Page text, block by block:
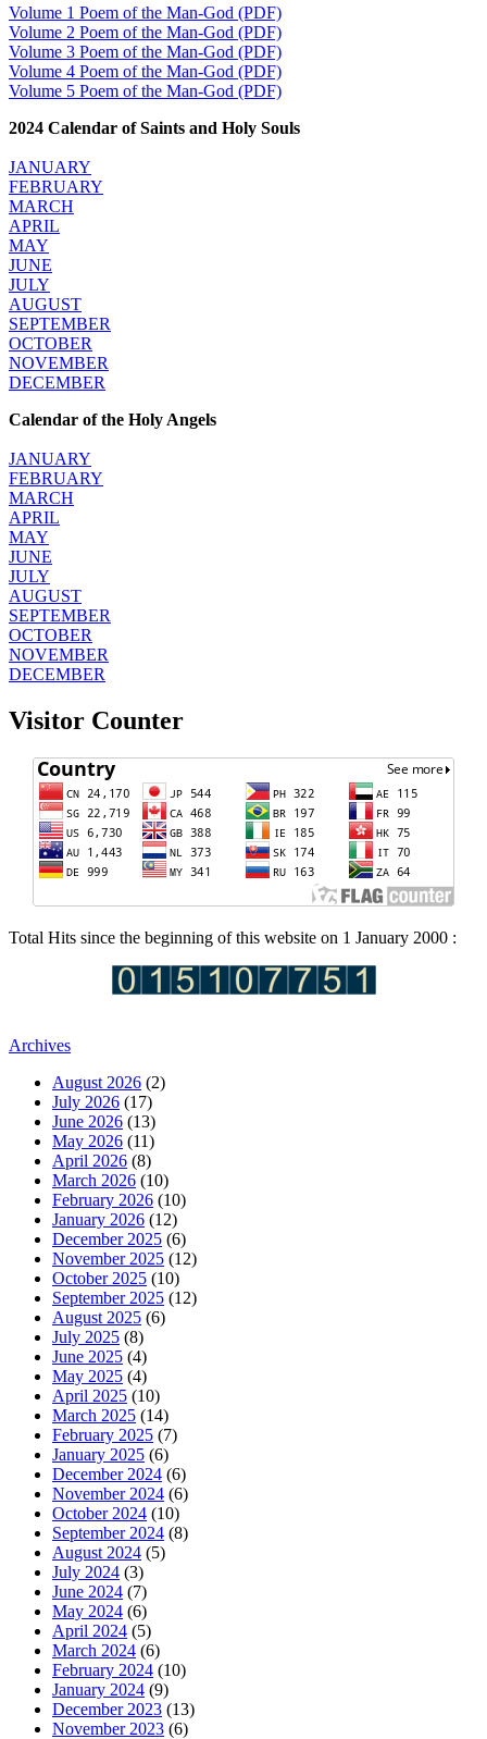
Volume 1 Poem of the Man-God (PDF)
Volume 2 Poem of the Man-God (PDF)
Volume 3 Poem of the Man-God (PDF)
Volume 4 Poem of the Man-God (PDF)
Volume 5 Poem of the Man-God (PDF)
2024 Calendar of Saints and Holy Souls
JANUARY
FEBRUARY
MARCH
APRIL
MAY
JUNE
JULY
AUGUST
SEPTEMBER
OCTOBER
NOVEMBER
DECEMBER
Calendar of the Holy Angels
JANUARY
FEBRUARY
MARCH
APRIL
MAY
JUNE
JULY
AUGUST
SEPTEMBER
OCTOBER
NOVEMBER
DECEMBER
Visitor Counter
Total Hits since the beginning of this website on 1 January 2000 :
Archives
August 2026 (2)
July 2026 (17)
June 2026 (13)
May 2026 (11)
April 2026 (8)
March 2026 (10)
February 2026 (10)
January 2026 (12)
December 2025 (6)
November 2025 (12)
October 2025 (10)
September 2025 (12)
August 2025 (6)
July 2025 (8)
June 2025 (4)
May 2025 (4)
April 2025 (10)
March 2025 (14)
February 2025 (7)
January 2025 (6)
December 2024 (6)
November 2024 (6)
October 2024 (10)
September 2024 (8)
August 2024 (5)
July 2024 (3)
June 2024 (7)
May 2024 (6)
April 2024 (5)
March 2024 (6)
February 2024 (10)
January 2024 (9)
December 2023 (13)
November 2023 (6)